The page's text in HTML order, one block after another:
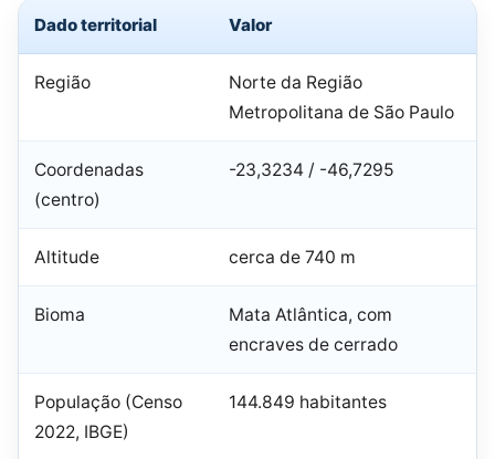
Dado territorial Valor
Região
Norte da Região
Metropolitana de São Paulo
Coordenadas
(centro)
-23,3234 / -46,7295
Altitude cerca de 740 m
Bioma
Mata Atlântica, com
encraves de cerrado
População (Censo
2022, IBGE)
144.849 habitantes